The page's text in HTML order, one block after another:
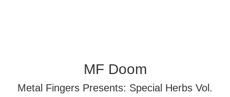
MF Doom
Metal Fingers Presents: Special Herbs Vol.